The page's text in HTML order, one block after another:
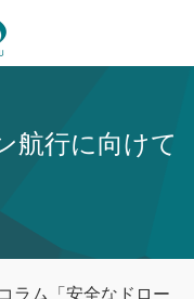
航行に向けて
コラム「安全なドロー